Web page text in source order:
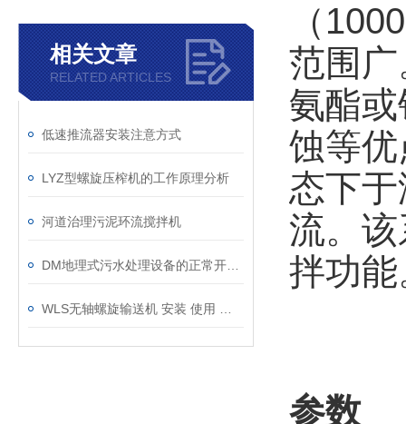
相关文章
RELATED ARTICLES
低速推流器安装注意方式
LYZ型螺旋压榨机的工作原理分析
河道治理污泥环流搅拌机
（
范围
氨酯
蚀等
态下
流。
拌功能
参数